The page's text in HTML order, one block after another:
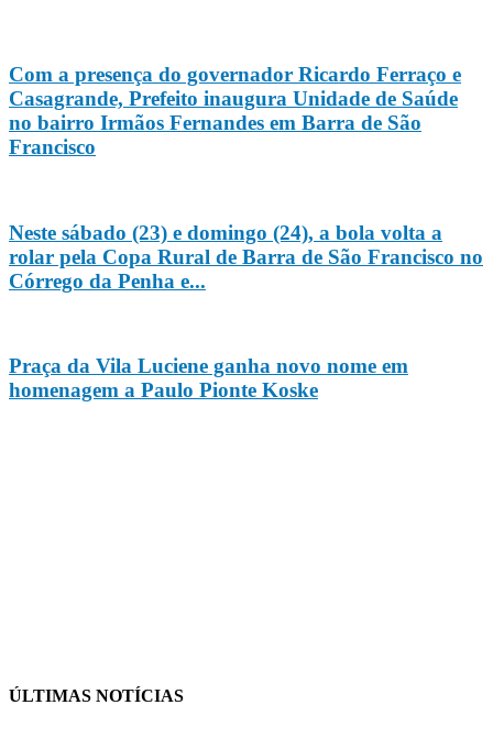
Com a presença do governador Ricardo Ferraço e
Casagrande, Prefeito inaugura Unidade de Saúde
no bairro Irmãos Fernandes em Barra de São
Francisco
Neste sábado (23) e domingo (24), a bola volta a
rolar pela Copa Rural de Barra de São Francisco no
Córrego da Penha e...
Praça da Vila Luciene ganha novo nome em
homenagem a Paulo Pionte Koske
ÚLTIMAS NOTÍCIAS